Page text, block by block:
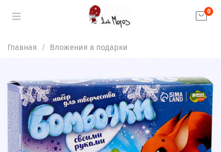
0
Главная Вложения в подарки